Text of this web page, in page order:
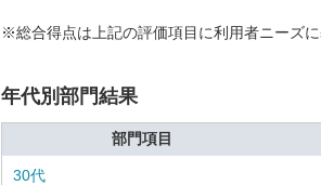
※総合得点は上記の評価項目に利用者ニーズ
年代別部門結果
部門項目
30代